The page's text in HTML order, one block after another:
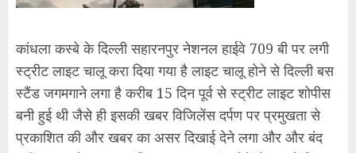
कांधला कस्बे के दिल्ली सहारनपुर नेशनल हाईवे 709 बी पर लगी
स्ट्रीट लाइट चालू करा दिया गया है लाइट चालू होने से दिल्ली बस
स्टैंड जगमगाने लगा है करीब 15 दिन पूर्व से स्ट्रीट लाइट शोपीस
बनी हुई थी जैसे ही इसकी खबर विजिलेंस दर्पण पर प्रमुखता से
प्रकाशित की और खबर का असर दिखाई देने लगा और और बंद